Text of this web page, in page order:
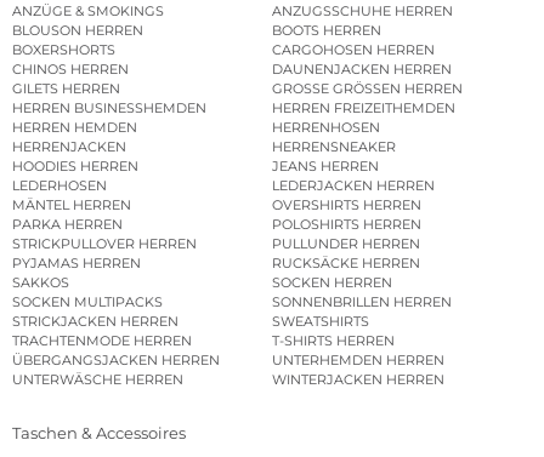
ANZÜGE & SMOKINGS
ANZUGSSCHUHE HERREN
BLOUSON HERREN
BOOTS HERREN
BOXERSHORTS
CARGOHOSEN HERREN
CHINOS HERREN
DAUNENJACKEN HERREN
GILETS HERREN
GROSSE GRÖSSEN HERREN
HERREN BUSINESSHEMDEN
HERREN FREIZEITHEMDEN
HERREN HEMDEN
HERRENHOSEN
HERRENJACKEN
HERRENSNEAKER
HOODIES HERREN
JEANS HERREN
LEDERHOSEN
LEDERJACKEN HERREN
MÄNTEL HERREN
OVERSHIRTS HERREN
PARKA HERREN
POLOSHIRTS HERREN
STRICKPULLOVER HERREN
PULLUNDER HERREN
PYJAMAS HERREN
RUCKSÄCKE HERREN
SAKKOS
SOCKEN HERREN
SOCKEN MULTIPACKS
SONNENBRILLEN HERREN
STRICKJACKEN HERREN
SWEATSHIRTS
TRACHTENMODE HERREN
T-SHIRTS HERREN
ÜBERGANGSJACKEN HERREN
UNTERHEMDEN HERREN
UNTERWÄSCHE HERREN
WINTERJACKEN HERREN
Taschen & Accessoires